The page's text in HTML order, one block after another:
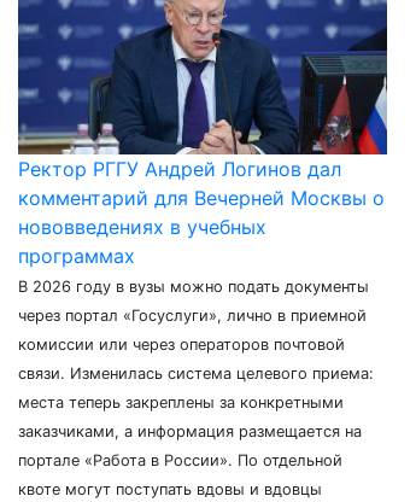
Ректор РГГУ Андрей Логинов дал
комментарий для Вечерней Москвы о
нововведениях в учебных
программах
В 2026 году в вузы можно подать документы
через портал «Госуслуги», лично в приемной
комиссии или через операторов почтовой
связи. Изменилась система целевого приема:
места теперь закреплены за конкретными
заказчиками, а информация размещается на
портале «Работа в России». По отдельной
квоте могут поступать вдовы и вдовцы